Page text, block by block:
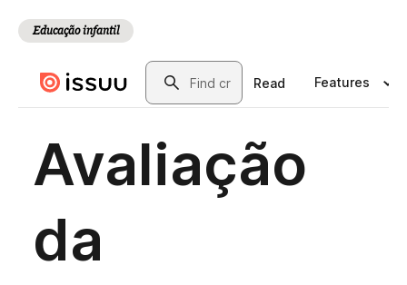
Educação infantil